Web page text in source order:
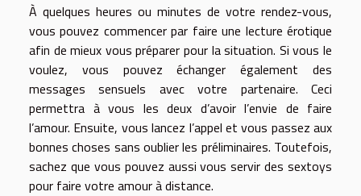
À quelques heures ou minutes de votre rendez-vous,
vous pouvez commencer par faire une lecture érotique
afin de mieux vous préparer pour la situation. Si vous le
voulez, vous pouvez échanger également des
messages sensuels avec votre partenaire. Ceci
permettra à vous les deux d’avoir l’envie de faire
l’amour. Ensuite, vous lancez l’appel et vous passez aux
bonnes choses sans oublier les préliminaires. Toutefois,
sachez que vous pouvez aussi vous servir des sextoys
pour faire votre amour à distance.